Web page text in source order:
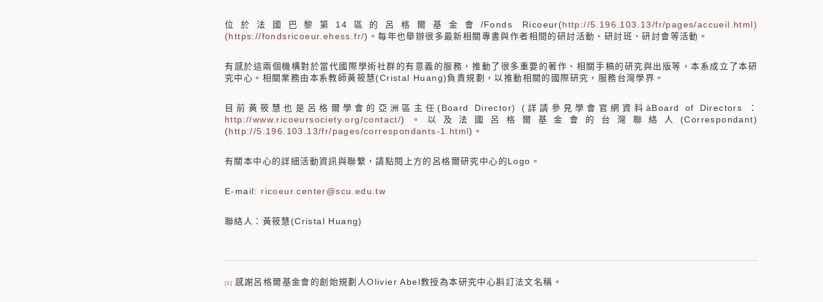
位於法國巴黎第14區的呂格爾基金會/Fonds Ricoeur(http://5.196.103.13/fr/pages/accueil.html)
(https://fondsricoeur.ehess.fr/)。每年也舉辦很多最新相關專書與作者相間的研討活動、研討班、研討會等活動。
有感於這兩個機構對於當代國際學術社群的有意義的服務，推動了很多重要的著作、相關手稿的研究與出版等，本系成立了本研
究中心。相關業務由本系教師黃筱慧(Cristal Huang)負責規劃，以推動相關的國際研究，服務台灣學界。
目前黃筱慧也是呂格爾學會的亞洲區主任(Board Director) (詳請參見學會官網資料àBoard of Directors ：
http://www.ricoeursociety.org/contact/)。以及法國呂格爾基金會的台灣聯絡人(Correspondant)
(http://5.196.103.13/fr/pages/correspondants-1.html)。
有關本中心的詳細活動資訊與聯繫，請點閱上方的呂格爾研究中心的Logo。
E-mail: ricoeur.center@scu.edu.tw
聯絡人：黃筱慧(Cristal Huang)
[1] 感謝呂格爾基金會的創始規劃人Olivier Abel教授為本研究中心斟訂法文名稱。